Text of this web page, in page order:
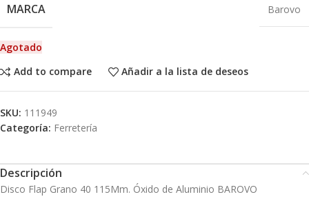
MARCA Barovo
Agotado
Add to compare
Añadir a la lista de deseos
SKU: 111949
Categoría: Ferretería
Descripción
Disco Flap Grano 40 115Mm. Óxido de Aluminio BAROVO